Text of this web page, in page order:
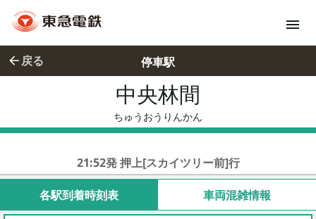
戻る 停車駅
中央林間
ちゅうおうりんかん
21:52発 押上[スカイツリー前]行
各駅到着時刻表 車両混雑情報